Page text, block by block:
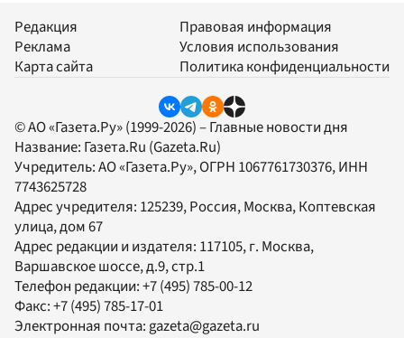
Редакция
Реклама
Карта сайта
Правовая информация
Условия использования
Политика конфиденциальности
© АО «Газета.Ру» (1999-2026) – Главные новости дня
Название: Газета.Ru (Gazeta.Ru)
Учредитель:АО «Газета.Ру», ОГРН 1067761730376, ИНН
7743625728
Адрес учредителя: 125239, Россия, Москва, Коптевская
улица, дом 67
Адрес редакции и издателя: 117105, г. Москва,
Варшавское шоссе, д.9, стр.1
Телефон редакции:+7 (495) 785-00-12
Факс:+7 (495) 785-17-01
Электронная почта: gazeta@gazeta.ru